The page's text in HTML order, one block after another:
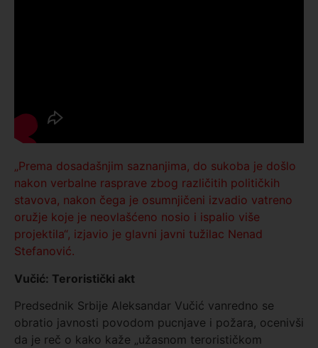
„Prema dosadašnjim saznanjima, do sukoba je došlo
nakon verbalne rasprave zbog različitih političkih
stavova, nakon čega je osumnjičeni izvadio vatreno
oružje koje je neovlašćeno nosio i ispalio više
projektila“, izjavio je glavni javni tužilac Nenad
Stefanović.
Vučić: Teroristički akt
Predsednik Srbije Aleksandar Vučić vanredno se
obratio javnosti povodom pucnjave i požara, ocenivši
da je reč o kako kaže „užasnom terorističkom